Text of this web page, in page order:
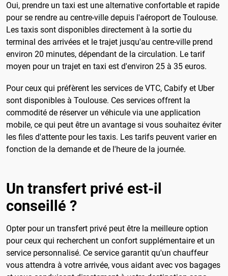
Oui, prendre un taxi est une alternative confortable et rapide
pour se rendre au centre-ville depuis l'aéroport de Toulouse.
Les taxis sont disponibles directement à la sortie du
terminal des arrivées et le trajet jusqu'au centre-ville prend
environ 20 minutes, dépendant de la circulation. Le tarif
moyen pour un trajet en taxi est d'environ 25 à 35 euros.
Pour ceux qui préfèrent les services de VTC, Cabify et Uber
sont disponibles à Toulouse. Ces services offrent la
commodité de réserver un véhicule via une application
mobile, ce qui peut être un avantage si vous souhaitez éviter
les files d'attente pour les taxis. Les tarifs peuvent varier en
fonction de la demande et de l'heure de la journée.
Un transfert privé est-il
conseillé ?
Opter pour un transfert privé peut être la meilleure option
pour ceux qui recherchent un confort supplémentaire et un
service personnalisé. Ce service garantit qu'un chauffeur
vous attendra à votre arrivée, vous aidant avec vos bagages